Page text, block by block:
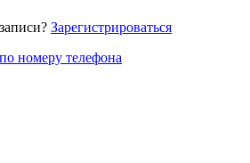
Зарегистрироваться
номеру телефона